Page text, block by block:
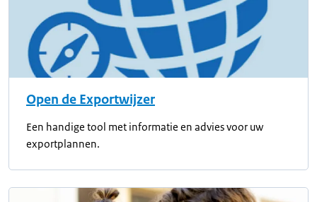
Open de Exportwijzer
Een handige tool met informatie en advies voor uw
exportplannen.